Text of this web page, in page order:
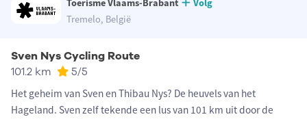
Toerisme Vlaams-Brabant
Volg
Tremelo, België
Sven Nys Cycling Route
101.2 km 5/5
Het geheim van Sven en Thibau Nys? De heuvels van het
Hageland. Sven zelf tekende een lus van 101 km uit door de